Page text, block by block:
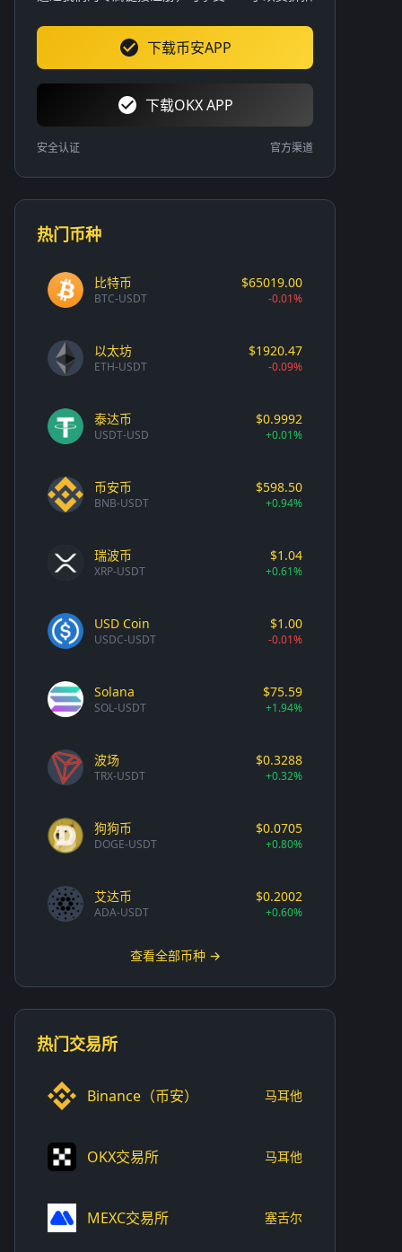
下载币安APP
下载OKX APP
安全认证 官方渠道
热门币种
比特币
BTC-USDT
$65019.00
-0.01%
以太坊
ETH-USDT
$1920.47
-0.09%
泰达币
USDT-USD
$0.9992
+0.01%
币安币
BNB-USDT
$598.50
+0.94%
瑞波币
XRP-USDT
$1.04
+0.61%
USD Coin
USDC-USDT
$1.00
-0.01%
Solana
SOL-USDT
$75.59
+1.94%
波场
TRX-USDT
$0.3288
+0.32%
狗狗币
DOGE-USDT
$0.0705
+0.80%
艾达币
ADA-USDT
$0.2002
+0.60%
查看全部币种 →
热门交易所
Binance（币安） 马耳他
OKX交易所 马耳他
MEXC交易所 塞舌尔